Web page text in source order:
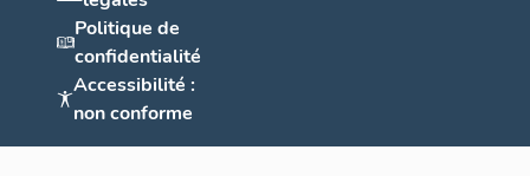
Politique de
confidentialité
Accessibilité :
non conforme